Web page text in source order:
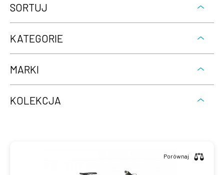
SORTUJ
KATEGORIE
MARKI
KOLEKCJA
Porównaj